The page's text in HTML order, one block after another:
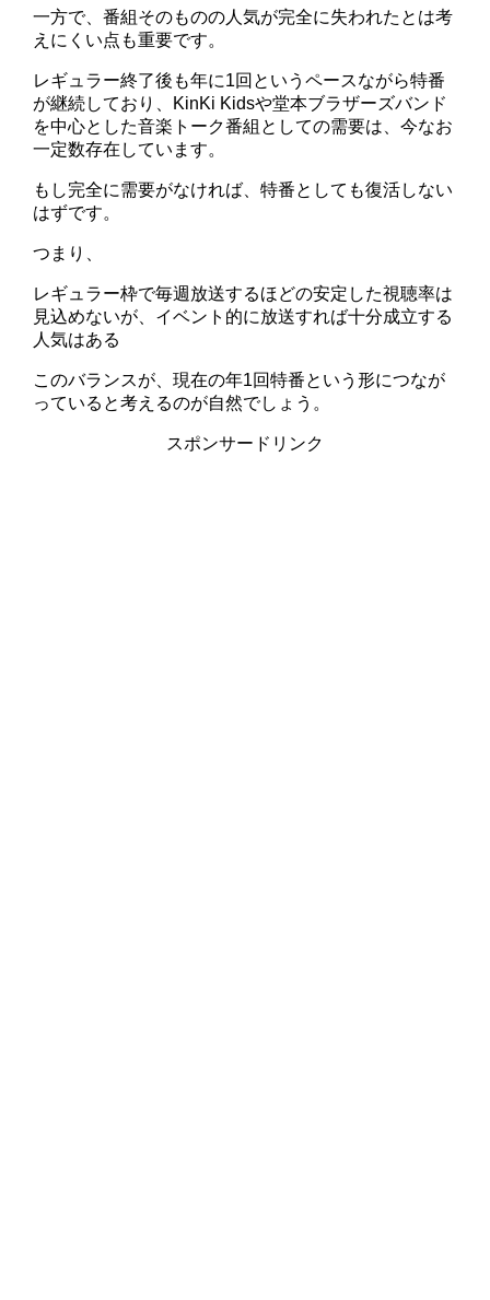
一方で、番組そのものの人気が完全に失われたとは考
えにくい点も重要です。
レギュラー終了後も年に1回というペースながら特番
が継続しており、KinKi Kidsや堂本ブラザーズバンド
を中心とした音楽トーク番組としての需要は、今なお
一定数存在しています。
もし完全に需要がなければ、特番としても復活しない
はずです。
つまり、
レギュラー枠で毎週放送するほどの安定した視聴率は
見込めないが、イベント的に放送すれば十分成立する
人気はある
このバランスが、現在の年1回特番という形につなが
っていると考えるのが自然でしょう。
スポンサードリンク